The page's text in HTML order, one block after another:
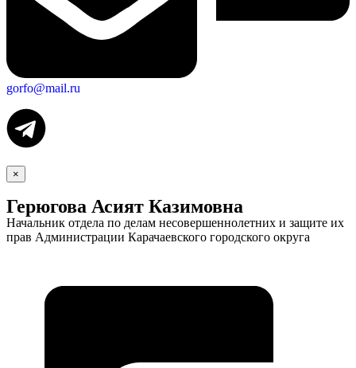
gorfo@mail.ru
×
Герюгова Асият Казимовна
Начальник отдела по делам несовершеннолетних и защите их
прав Администрации Карачаевского городского округа